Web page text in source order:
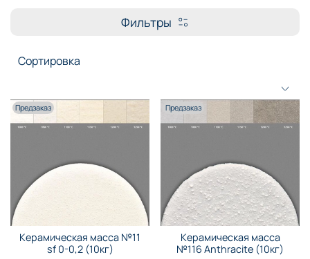
Фильтры
Предзаказ
Керамическая масса №11
sf 0-0,2 (10кг)
Предзаказ
Керамическая масса
№116 Anthraсite (10кг)